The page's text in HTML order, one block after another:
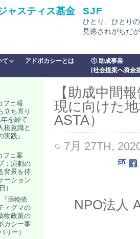
ャスティス基金 SJF
ひとり、ひとり
見逃されがちだ
て アドボカシーとは
① 助成事業
[社会提案へ資金
【助成中間
現に向けた
ASTA）
7月 27TH,
NPO法人
フェ報
立ち直り
を経て
権意識と
践』
フェ案
：演劇の
背景を持
ーション
）
『薬物依
ィグマの
物政策の
カシー事
リー）